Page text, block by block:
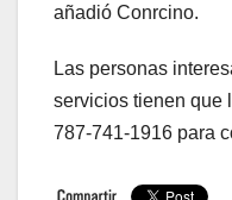
añadió Conrcino.
Las personas
servicios tienen que
787-741-1916 para